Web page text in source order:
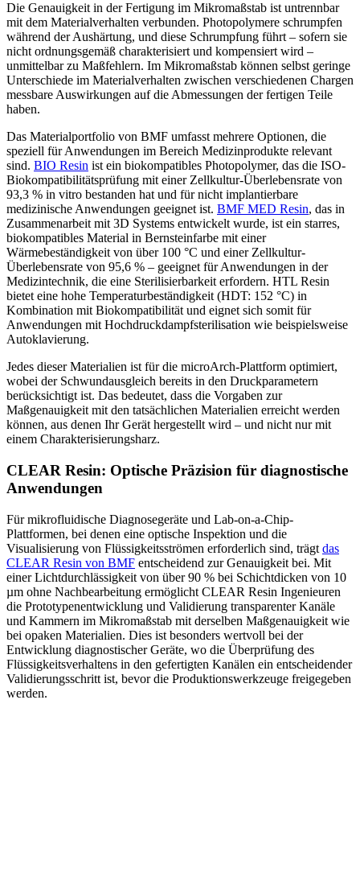
Die Genauigkeit in der Fertigung im Mikromaßstab ist untrennbar
mit dem Materialverhalten verbunden. Photopolymere schrumpfen
während der Aushärtung, und diese Schrumpfung führt – sofern sie
nicht ordnungsgemäß charakterisiert und kompensiert wird –
unmittelbar zu Maßfehlern. Im Mikromaßstab können selbst geringe
Unterschiede im Materialverhalten zwischen verschiedenen Chargen
messbare Auswirkungen auf die Abmessungen der fertigen Teile
haben.
Das Materialportfolio von BMF umfasst mehrere Optionen, die
speziell für Anwendungen im Bereich Medizinprodukte relevant
sind. BIO Resin ist ein biokompatibles Photopolymer, das die ISO-
Biokompatibilitätsprüfung mit einer Zellkultur-Überlebensrate von
93,3 % in vitro bestanden hat und für nicht implantierbare
medizinische Anwendungen geeignet ist. BMF MED Resin, das in
Zusammenarbeit mit 3D Systems entwickelt wurde, ist ein starres,
biokompatibles Material in Bernsteinfarbe mit einer
Wärmebeständigkeit von über 100 °C und einer Zellkultur-
Überlebensrate von 95,6 % – geeignet für Anwendungen in der
Medizintechnik, die eine Sterilisierbarkeit erfordern. HTL Resin
bietet eine hohe Temperaturbeständigkeit (HDT: 152 °C) in
Kombination mit Biokompatibilität und eignet sich somit für
Anwendungen mit Hochdruckdampfsterilisation wie beispielsweise
Autoklavierung.
Jedes dieser Materialien ist für die microArch-Plattform optimiert,
wobei der Schwundausgleich bereits in den Druckparametern
berücksichtigt ist. Das bedeutet, dass die Vorgaben zur
Maßgenauigkeit mit den tatsächlichen Materialien erreicht werden
können, aus denen Ihr Gerät hergestellt wird – und nicht nur mit
einem Charakterisierungsharz.
CLEAR Resin: Optische Präzision für diagnostische
Anwendungen
Für mikrofluidische Diagnosegeräte und Lab-on-a-Chip-
Plattformen, bei denen eine optische Inspektion und die
Visualisierung von Flüssigkeitsströmen erforderlich sind, trägt das
CLEAR Resin von BMF entscheidend zur Genauigkeit bei. Mit
einer Lichtdurchlässigkeit von über 90 % bei Schichtdicken von 10
µm ohne Nachbearbeitung ermöglicht CLEAR Resin Ingenieuren
die Prototypenentwicklung und Validierung transparenter Kanäle
und Kammern im Mikromaßstab mit derselben Maßgenauigkeit wie
bei opaken Materialien. Dies ist besonders wertvoll bei der
Entwicklung diagnostischer Geräte, wo die Überprüfung des
Flüssigkeitsverhaltens in den gefertigten Kanälen ein entscheidender
Validierungsschritt ist, bevor die Produktionswerkzeuge freigegeben
werden.